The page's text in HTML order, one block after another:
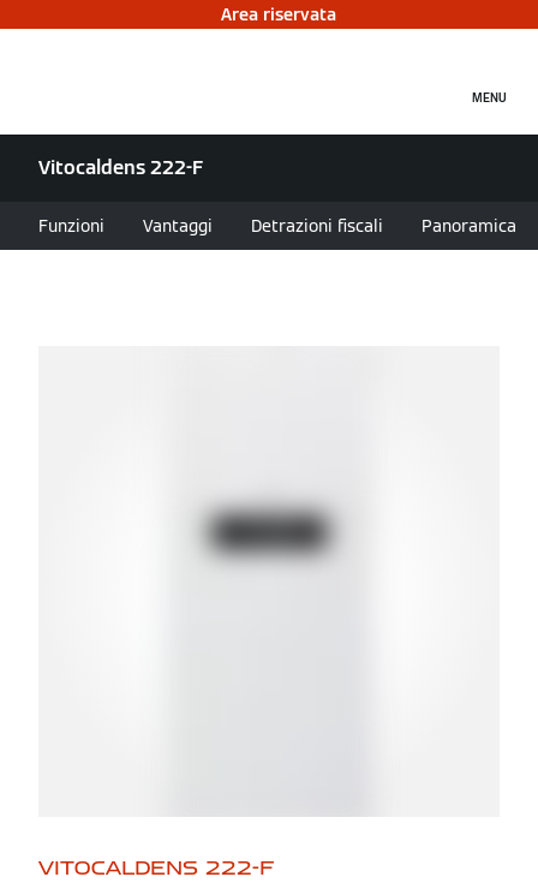
Area riservata
MENU
Vitocaldens 222-F
Funzioni Vantaggi Detrazioni fiscali Panoramica
VITOCALDENS 222-F